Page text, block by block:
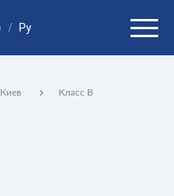
/ Ру
Киев Класс B